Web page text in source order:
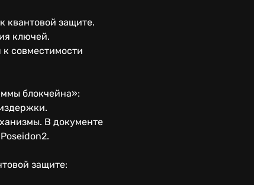
квантовой защите.
ключей.
совместимости
блокчейна»:
В документе
защите: